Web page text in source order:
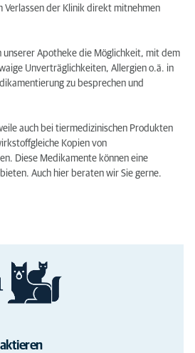
Verlassen der Klinik direkt mitnehmen
unserer Apotheke die Möglichkeit, mit dem
Unverträglichkeiten, Allergien o.ä. in
zu besprechen und
auch bei tiermedizinischen Produkten
Kopien von
Diese Medikamente können eine
Auch hier beraten wir Sie gerne.